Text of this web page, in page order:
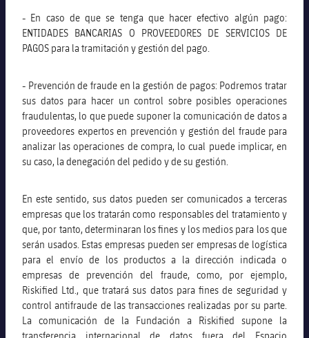
- En caso de que se tenga que hacer efectivo algún pago:
ENTIDADES BANCARIAS O PROVEEDORES DE SERVICIOS DE
PAGOS para la tramitación y gestión del pago.
- Prevención de fraude en la gestión de pagos: Podremos tratar
sus datos para hacer un control sobre posibles operaciones
fraudulentas, lo que puede suponer la comunicación de datos a
proveedores expertos en prevención y gestión del fraude para
analizar las operaciones de compra, lo cual puede implicar, en
su caso, la denegación del pedido y de su gestión.
En este sentido, sus datos pueden ser comunicados a terceras
empresas que los tratarán como responsables del tratamiento y
que, por tanto, determinaran los fines y los medios para los que
serán usados. Estas empresas pueden ser empresas de logística
para el envío de los productos a la dirección indicada o
empresas de prevención del fraude, como, por ejemplo,
Riskified Ltd., que tratará sus datos para fines de seguridad y
control antifraude de las transacciones realizadas por su parte.
La comunicación de la Fundación a Riskified supone la
transferencia internacional de datos fuera del Espacio